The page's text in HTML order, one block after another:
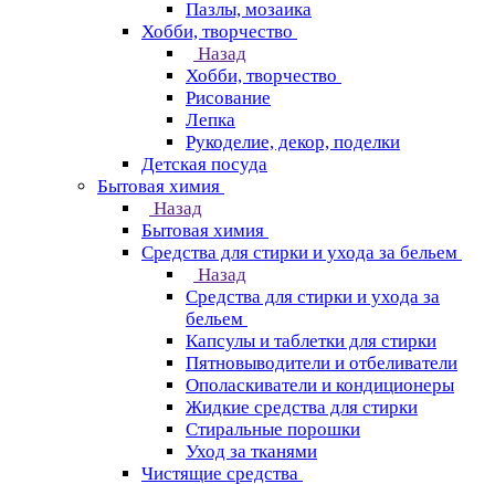
Пазлы, мозаика
Хобби, творчество
Назад
Хобби, творчество
Рисование
Лепка
Рукоделие, декор, поделки
Детская посуда
Бытовая химия
Назад
Бытовая химия
Средства для стирки и ухода за бельем
Назад
Средства для стирки и ухода за
бельем
Капсулы и таблетки для стирки
Пятновыводители и отбеливатели
Ополаскиватели и кондиционеры
Жидкие средства для стирки
Стиральные порошки
Уход за тканями
Чистящие средства